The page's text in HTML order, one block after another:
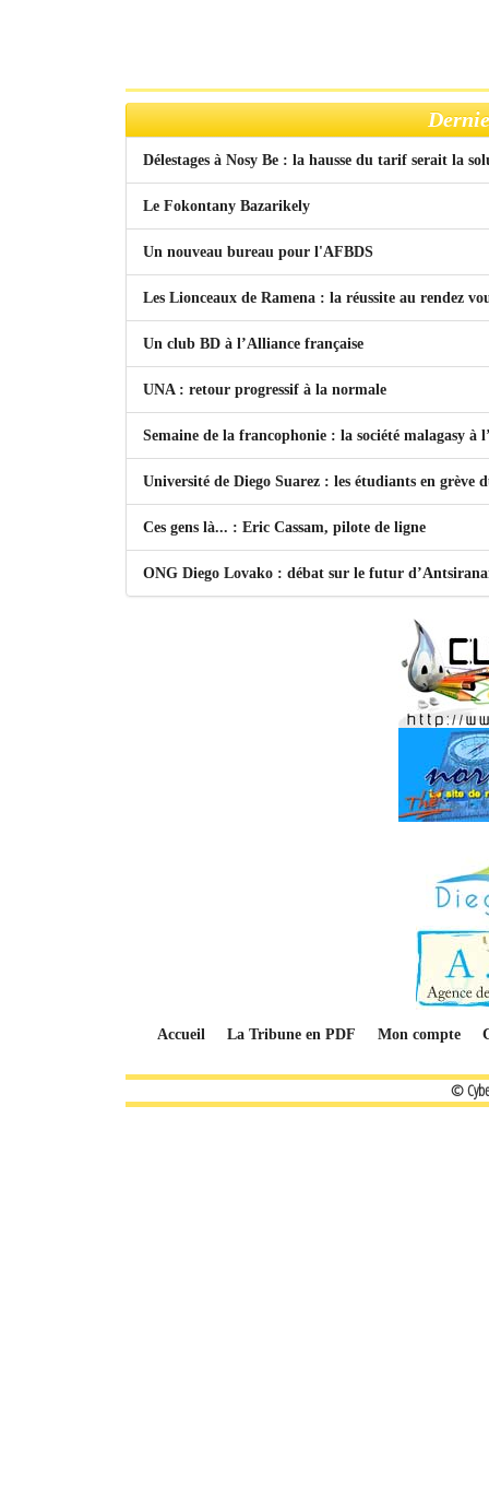
Délestages à Nosy Be : la hausse du tarif serait la
Le Fokontany Bazarikely
Un nouveau bureau pour l'AFBDS
Les Lionceaux de Ramena : la réussite au rendez
Un club BD à l’Alliance française
UNA : retour progressif à la normale
Semaine de la francophonie : la société malagasy à
Université de Diego Suarez : les étudiants en grève
Ces gens là... : Eric Cassam, pilote de ligne
ONG Diego Lovako : débat sur le futur
Accueil La Tribune en PDF Mon compte
©